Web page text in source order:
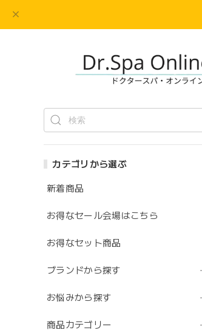
カテゴリから選ぶ
新着商品
お得なセール会場はこちら
お得なセット商品
ブランドから探す
お悩みから探す
商品カテゴリー